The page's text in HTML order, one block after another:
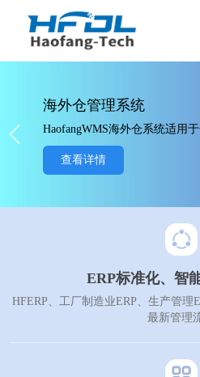
海外仓管理系统
查看详情
ERP标准化、智
HFERP、工厂制造业ERP、生产管理
最新管理